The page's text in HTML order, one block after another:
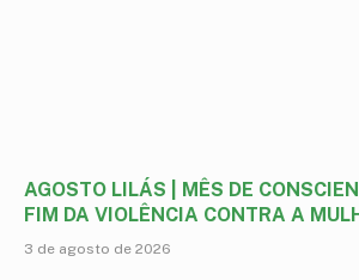
AGOSTO LILÁS | MÊS DE
FIM DA VIOLÊNCIA CONTRA A
3 de agosto de 2026